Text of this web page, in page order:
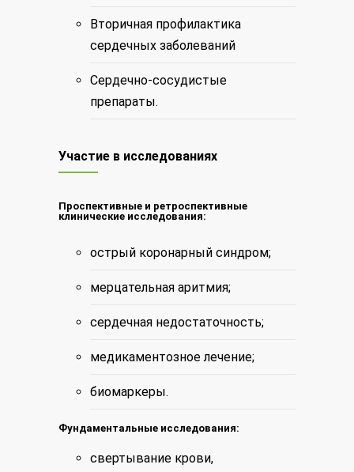
Вторичная профилактика
сердечных заболеваний
Сердечно-сосудистые
препараты.
Участие в исследованиях
Проспективные и ретроспективные
клинические исследования:
острый коронарный синдром;
мерцательная аритмия;
сердечная недостаточность;
медикаментозное лечение;
биомаркеры.
Фундаментальные исследования:
свертывание крови,